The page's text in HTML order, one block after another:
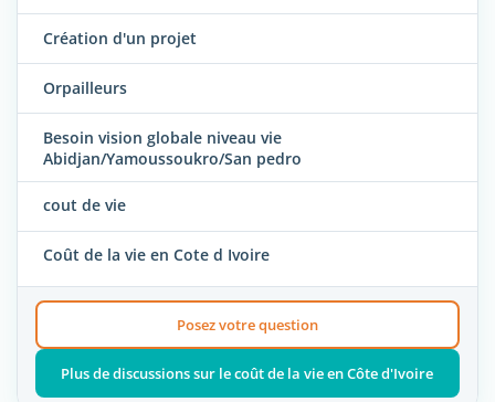
Création d'un projet
Orpailleurs
Besoin vision globale niveau vie
Abidjan/Yamoussoukro/San pedro
cout de vie
Coût de la vie en Cote d Ivoire
Posez votre question
Plus de discussions sur le coût de la vie en Côte d'Ivoire